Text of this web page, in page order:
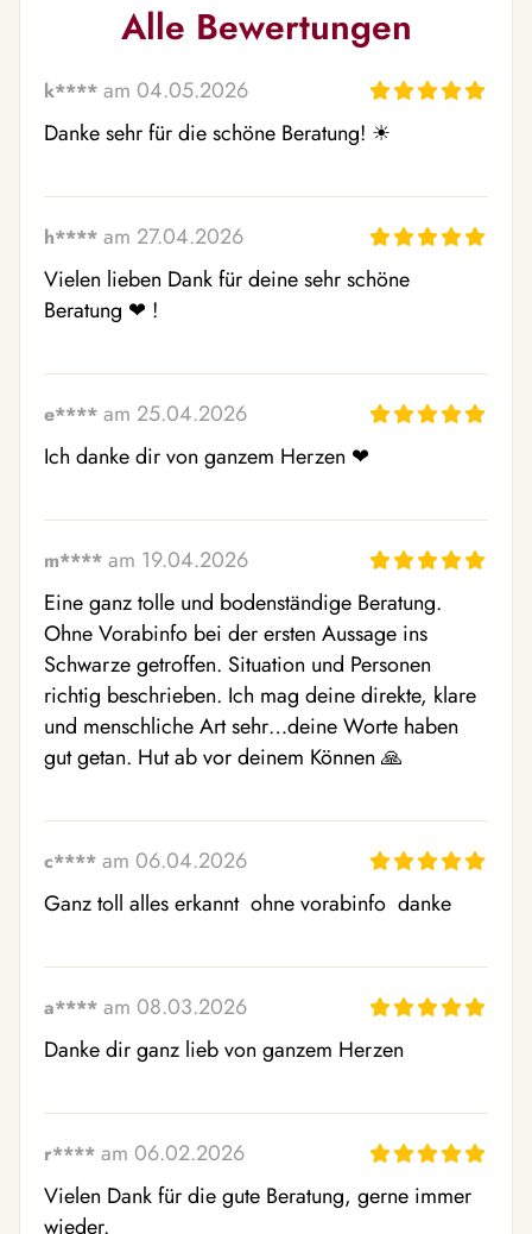
Alle Bewertungen
k**** am 04.05.2026
Danke sehr für die schöne Beratung! ☀ ️
h**** am 27.04.2026
Vielen lieben Dank für deine sehr schöne
Beratung ❤ ️!
e**** am 25.04.2026
Ich danke dir von ganzem Herzen ❤ ️
m**** am 19.04.2026
Eine ganz tolle und bodenständige Beratung.
Ohne Vorabinfo bei der ersten Aussage ins
Schwarze getroffen. Situation und Personen
richtig beschrieben. Ich mag deine direkte, klare
und menschliche Art sehr…deine Worte haben
gut getan. Hut ab vor deinem Können 🙏
c**** am 06.04.2026
Ganz toll alles erkannt  ohne vorabinfo  danke
a**** am 08.03.2026
Danke dir ganz lieb von ganzem Herzen
r**** am 06.02.2026
Vielen Dank für die gute Beratung, gerne immer
wieder.